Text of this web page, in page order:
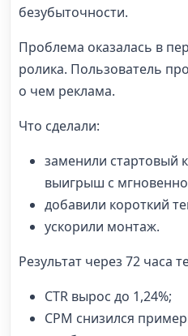
безубыточности.
Проблема оказалась в
ролика. Пользователь
о чем реклама.
Что сделали:
заменили стартовый
выигрыш с
добавили короткий
ускорили монтаж.
Результат через 72 часа
CTR вырос до 1,24%;
CPM снизился